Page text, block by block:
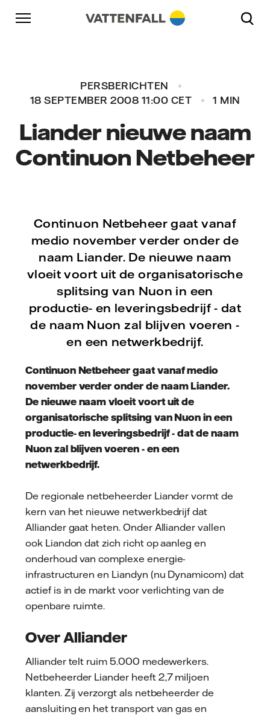
Naar content
Naar hoofdnavigatie
Ga naar footer
PERSBERICHTEN
18 SEPTEMBER 2008 11:00 CET
1 MIN
Liander nieuwe naam
Continuon Netbeheer
Continuon Netbeheer gaat vanaf
medio november verder onder de
naam Liander. De nieuwe naam
vloeit voort uit de organisatorische
splitsing van Nuon in een
productie- en leveringsbedrijf - dat
de naam Nuon zal blijven voeren -
en een netwerkbedrijf.
Continuon Netbeheer gaat vanaf medio
november verder onder de naam Liander.
De nieuwe naam vloeit voort uit de
organisatorische splitsing van Nuon in een
productie- en leveringsbedrijf - dat de naam
Nuon zal blijven voeren - en een
netwerkbedrijf.
De regionale netbeheerder Liander vormt de
kern van het nieuwe netwerkbedrijf dat
Alliander gaat heten. Onder Alliander vallen
ook Liandon dat zich richt op aanleg en
onderhoud van complexe energie-
infrastructuren en Liandyn (nu Dynamicom) dat
actief is in de markt voor verlichting van de
openbare ruimte.
Over Alliander
Alliander telt ruim 5.000 medewerkers.
Netbeheerder Liander heeft 2,7 miljoen
klanten. Zij verzorgt als netbeheerder de
aansluiting en het transport van gas en
Naar hoofdnavigatie